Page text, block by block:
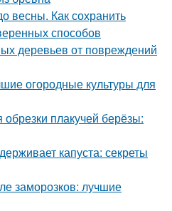
весны. Как сохранить
способов
деревьев от повреждений
огородные культуры для
плакучей берёзы:
капуста: секреты
заморозков: лучшие